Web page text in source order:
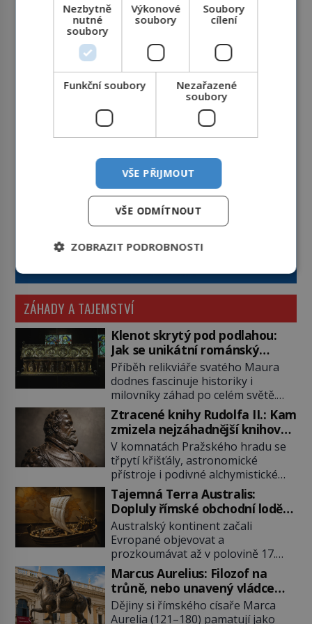
ZÁHADY A TAJEMSTVÍ
Klenot skrytý pod podlahou:
Jak se unikátní románský
poklad dostal do zapadlého
Bečova?
Příběh relikviáře svatého Maura
dodnes fascinuje historiky i
milovníky záhad po celém světě.
Tato románská zlatnická památka
ze 13. století je po českých
korunovačních klenotech druhým
nejcennějším movitým majetkem v
České republice. Přestože byl
klenot v roce 1985 po dramatickém
pátrání kriminalistů úspěšně
nalezen, jeho minulost stále
obestírá hustá mlha. Otázky, jak
přesně se tato […]
Ztracené knihy Rudolfa II.: Kam
zmizela nejzáhadnější knihovna
Evropy?
V komnatách Pražského hradu se
třpytí křišťály, astronomické
přístroje i podivné alchymistické
rukopisy. Císař Rudolf II.
shromažďuje vše, co souvisí s
tajemstvím přírody, hvězd i
lidského poznání. Jenže po jeho
smrti se jeho slavné sbírky začínají
rozpadat a část z nich mizí navždy.
Kdo odnesl nejvzácnější knihy? A
existují ještě někde zapomenuté
rukopisy, které nikdo […]
Tajemná Terra Australis:
Dopluly římské obchodní lodě
až do Austrálie?
Australský kontinent začali
Evropané objevovat a
prozkoumávat až v polovině 17.
století. Existuje však možnost, že
by se o tento vzdálený kontinent
mohly zajímat již evropské
starověké civilizace, a to o 15
Marcus Aurelius: Filozof na
trůně, nebo unavený vládce
závislý na opiu?
Dějiny si římského císaře Marca
Aurelia (121–180) pamatují jako
Nezbytně
nutné
soubory
Výkonové
soubory
Soubory
cílení
Funkční soubory
Nezařazené
soubory
VŠE PŘIJMOUT
VŠE ODMÍTNOUT
ZOBRAZIT PODROBNOSTI